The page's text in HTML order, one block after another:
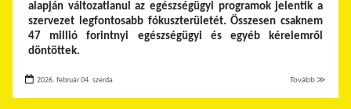
alapján változatlanul az egészségügyi programok jelentik a
szervezet legfontosabb fókuszterületét. Összesen csaknem
47 millió forintnyi egészségügyi és egyéb kérelemről
döntöttek.
2026. február 04. szerda Tovább ≫